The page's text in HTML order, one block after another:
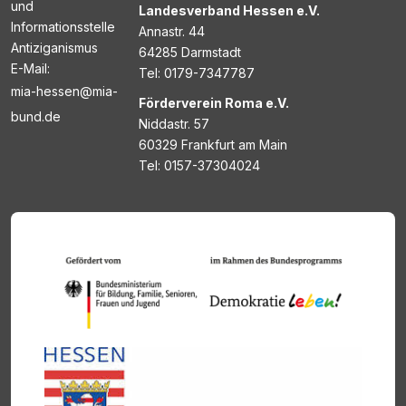
und
Informationsstelle
Antiziganismus
E-Mail:
mia-hessen@mia-
bund.de
Landesverband Hessen e.V.
Annastr. 44
64285 Darmstadt
Tel: 0179-7347787
Förderverein Roma e.V.
Niddastr. 57
60329 Frankfurt am Main
Tel: 0157-37304024